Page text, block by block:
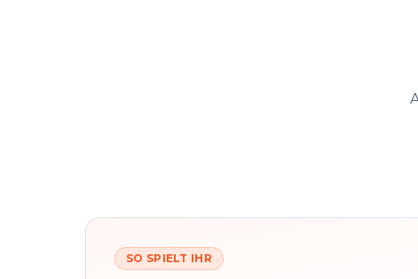
SO SPIELT IHR